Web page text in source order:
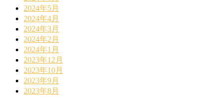
2024年5月
2024年4月
2024年3月
2024年2月
2024年1月
2023年12月
2023年10月
2023年9月
2023年8月